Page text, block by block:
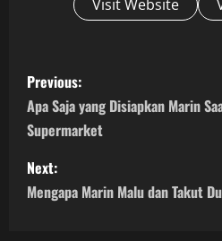
Visit Website
P
o
s
t
Previous:
Apa Saja yang Disiapkan Marin
Supermarket
Next:
Mengapa Marin Malu dan Takut